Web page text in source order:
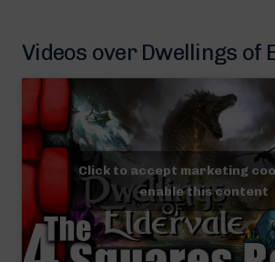
Videos over Dwellings of
Click to accept marketing
enable this content